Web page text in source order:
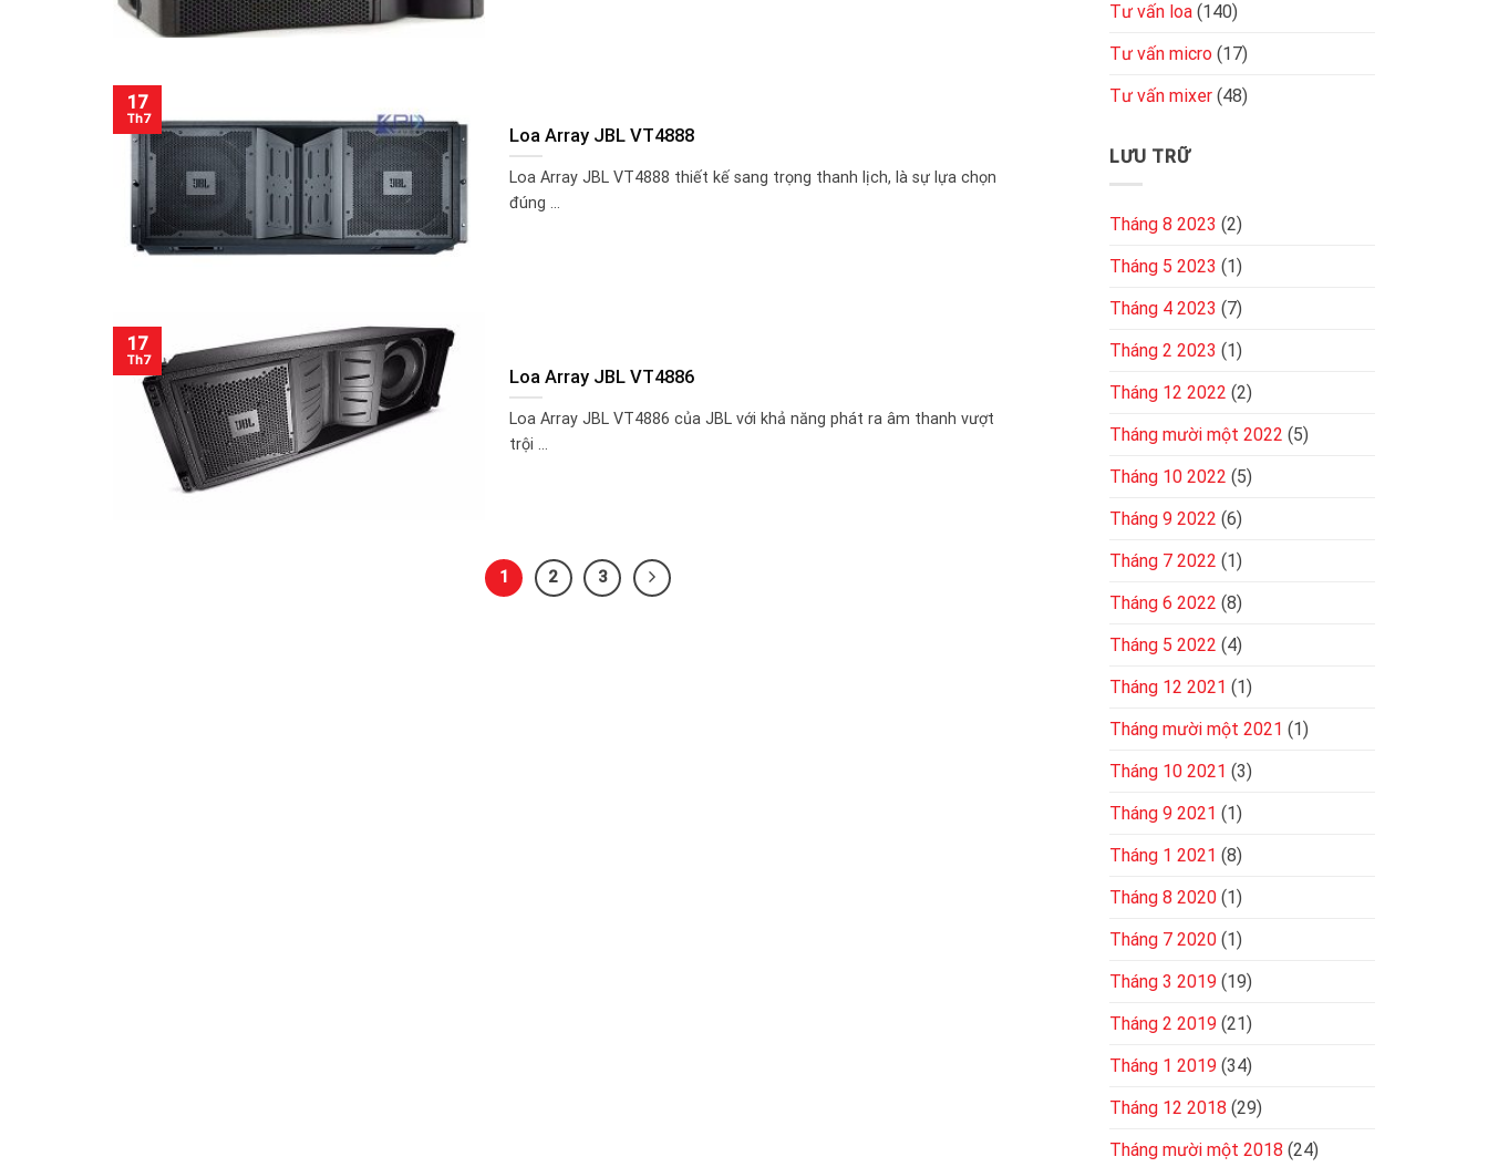
Loa Array JBL VT4888
Loa Array JBL VT4888 thiết kế sang trọng thanh lịch, là sự lựa chọn
đúng ...
17
Th7
Loa Array JBL VT4886
Loa Array JBL VT4886 của JBL với khả năng phát ra âm thanh vượt
trội ...
17
Th7
1 2 3
Tư vấn loa (140)
Tư vấn micro (17)
Tư vấn mixer (48)
LƯU TRỮ
Tháng 8 2023 (2)
Tháng 5 2023 (1)
Tháng 4 2023 (7)
Tháng 2 2023 (1)
Tháng 12 2022 (2)
Tháng mười một 2022 (5)
Tháng 10 2022 (5)
Tháng 9 2022 (6)
Tháng 7 2022 (1)
Tháng 6 2022 (8)
Tháng 5 2022 (4)
Tháng 12 2021 (1)
Tháng mười một 2021 (1)
Tháng 10 2021 (3)
Tháng 9 2021 (1)
Tháng 1 2021 (8)
Tháng 8 2020 (1)
Tháng 7 2020 (1)
Tháng 3 2019 (19)
Tháng 2 2019 (21)
Tháng 1 2019 (34)
Tháng 12 2018 (29)
Tháng mười một 2018 (24)